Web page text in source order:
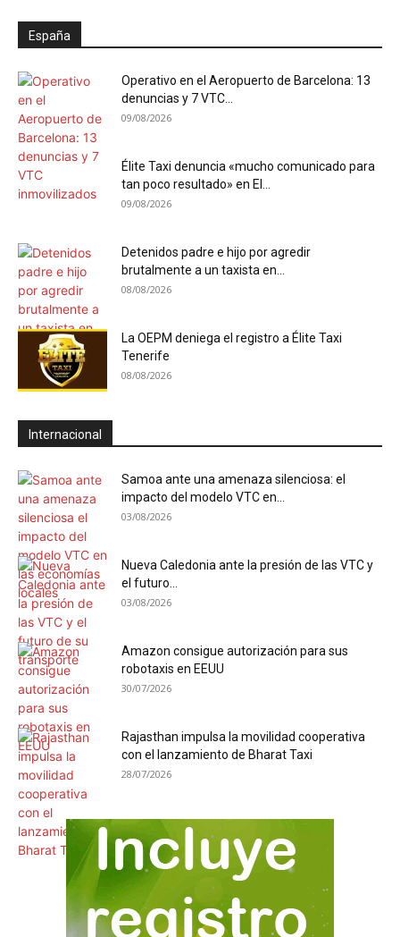
España
Operativo en el Aeropuerto de Barcelona: 13
denuncias y 7 VTC...
09/08/2026
Élite Taxi denuncia «mucho comunicado para
tan poco resultado» en El...
09/08/2026
Detenidos padre e hijo por agredir
brutalmente a un taxista en...
08/08/2026
La OEPM deniega el registro a Élite Taxi
Tenerife
08/08/2026
Internacional
Samoa ante una amenaza silenciosa: el
impacto del modelo VTC en...
03/08/2026
Nueva Caledonia ante la presión de las VTC y
el futuro...
03/08/2026
Amazon consigue autorización para sus
robotaxis en EEUU
30/07/2026
Rajasthan impulsa la movilidad cooperativa
con el lanzamiento de Bharat Taxi
28/07/2026